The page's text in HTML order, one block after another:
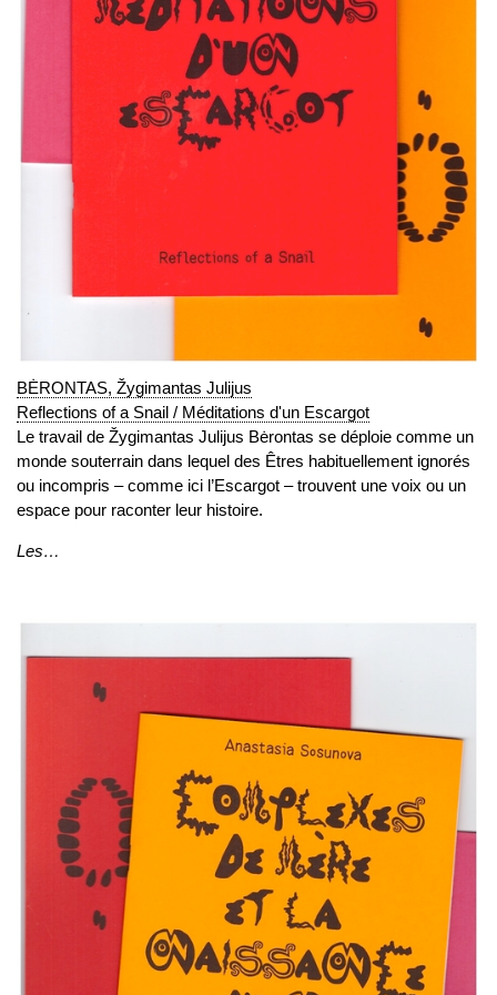
BĖRONTAS, Žygimantas Julijus
Reflections of a Snail / Méditations d'un Escargot
Le travail de Žygimantas Julijus Bėrontas se déploie comme un
monde souterrain dans lequel des Êtres habituellement ignorés
ou incompris – comme ici l’Escargot – trouvent une voix ou un
espace pour raconter leur histoire.
Les…